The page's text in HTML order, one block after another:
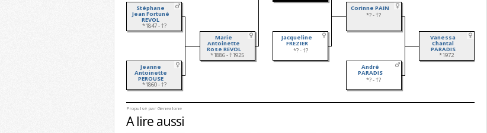
Stéphane
Jean Fortuné
REVOL
*1847 - †?
Jeanne
Antoinette
PEROUSE
*1860 - †?
Marie
Antoinette
Rose REVOL
*1886 - †1925
Jacqueline
FREZIER
*? - †?
Corinne PAIN
*? - †?
André
PARADIS
*? - †?
Vanessa
Chantal
PARADIS
*1972
Propulsé par Genealone
A lire aussi